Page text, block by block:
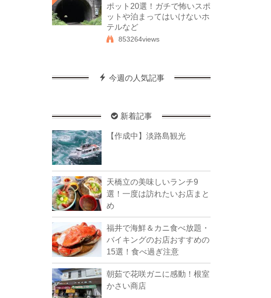
ポット20選！ガチで怖いスポ
ットや泊まってはいけないホ
テルなど
853264views
今週の人気記事
新着記事
【作成中】淡路島観光
天橋立の美味しいランチ9
選！一度は訪れたいお店まと
め
福井で海鮮＆カニ食べ放題・
バイキングのお店おすすめの
15選！食べ過ぎ注意
朝茹で花咲ガニに感動！根室
かさい商店